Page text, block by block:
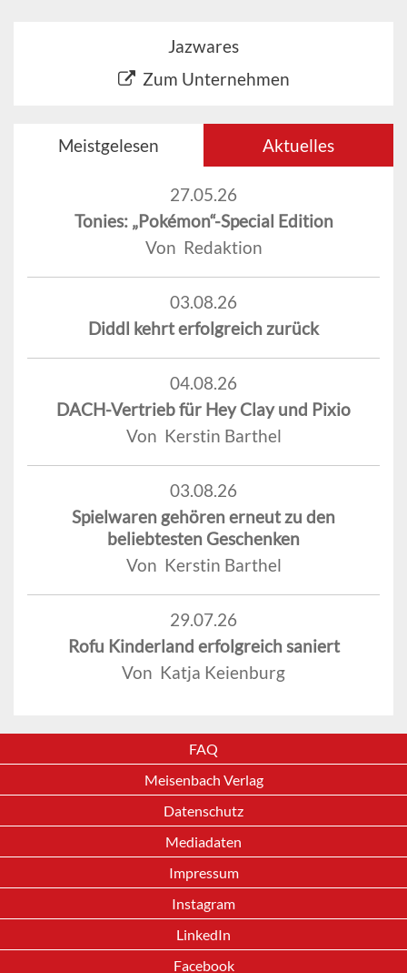
Jazwares
Zum Unternehmen
Meistgelesen Aktuelles
27.05.26
Tonies: „Pokémon“-Special Edition
Von Redaktion
03.08.26
Diddl kehrt erfolgreich zurück
04.08.26
DACH-Vertrieb für Hey Clay und Pixio
Von Kerstin Barthel
03.08.26
Spielwaren gehören erneut zu den
beliebtesten Geschenken
Von Kerstin Barthel
29.07.26
Rofu Kinderland erfolgreich saniert
Von Katja Keienburg
FAQ
Meisenbach Verlag
Datenschutz
Mediadaten
Impressum
Instagram
LinkedIn
Facebook